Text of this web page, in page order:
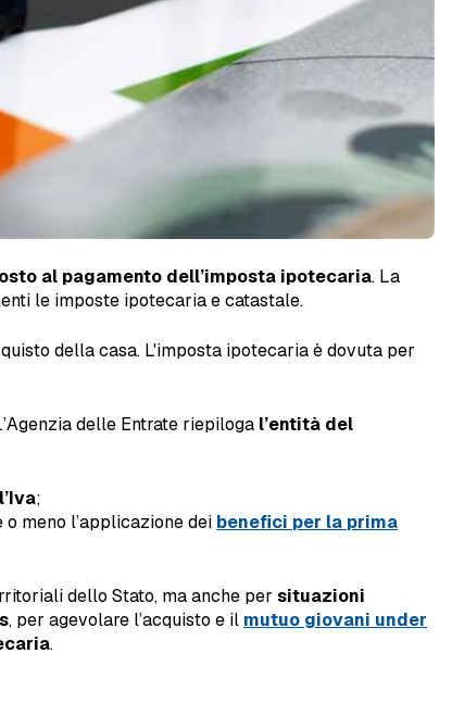
al pagamento dell’imposta ipotecaria. La
le imposte ipotecaria e catastale.
della casa. L'imposta ipotecaria è dovuta per
delle Entrate riepiloga l’entità del
;
meno l’applicazione dei benefici per la prima
dello Stato, ma anche per situazioni
, per agevolare l’acquisto e il mutuo giovani under
.